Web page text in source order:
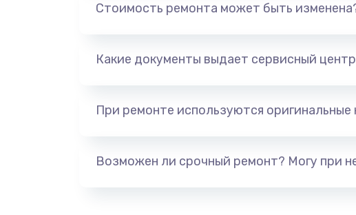
Стоимость ремонта может быть
Какие документы выдает сервисный
При ремонте используются
Возможен ли срочный ремонт? Могу при